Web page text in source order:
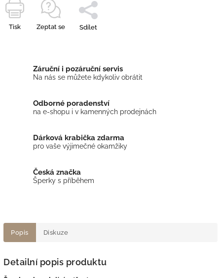
Tisk Zeptat se Sdílet
Záruční i pozáruční servis
Na nás se můžete kdykoliv obrátit
Odborné poradenství
na e-shopu i v kamenných prodejnách
Dárková krabička zdarma
pro vaše výjimečné okamžiky
Česká značka
Šperky s příběhem
Popis Diskuze
Detailní popis produktu